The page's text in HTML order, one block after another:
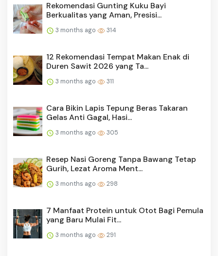
Rekomendasi Gunting Kuku Bayi
Berkualitas yang Aman, Presisi...
3 months ago 314
12 Rekomendasi Tempat Makan Enak di
Duren Sawit 2026 yang Ta...
3 months ago 311
Cara Bikin Lapis Tepung Beras Takaran
Gelas Anti Gagal, Hasi...
3 months ago 305
Resep Nasi Goreng Tanpa Bawang Tetap
Gurih, Lezat Aroma Ment...
3 months ago 298
7 Manfaat Protein untuk Otot Bagi Pemula
yang Baru Mulai Fit...
3 months ago 291